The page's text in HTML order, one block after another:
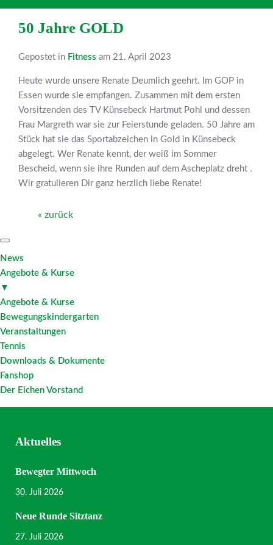
50 Jahre GOLD
Gepostet in Fitness am 21. April 2023
Heute wurde unsere Renate Deumlich geehrt. Im GOP in
Essen wurde sie empfangen. Zusammen mit dem ersten
Vorsitzenden des TV Künsebeck Hartmut Pohl und dessen
Frau Margreth war sie zur Feierstunde geladen. 50 Jahre am
Stück hat sie das Sportabzeichen in Gold in Künsebeck
abgelegt. Wer Renate kennt, der weiß im Sommer
Bescheid, wenn sie ihre Runden auf dem Ascheplatz dreht .
Wir gratulieren Dir ganz herzlich liebe Renate!
« zurück
News
Angebote & Kurse
▼
Angebote & Kurse
Bewegungskindergarten
Veranstaltungen
Tennis
Downloads & Dokumente
Fanshop
Der Eichen Vorstand
Aktuelles
Bewegter Mittwoch
30. Juli 2026
Neue Runde Sitztanz
27. Juli 2026